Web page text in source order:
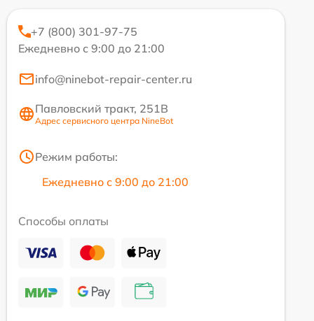
+7 (800) 301-97-75
Ежедневно с 9:00 до 21:00
info@ninebot-repair-center.ru
Павловский тракт, 251В
Адрес сервисного центра NineBot
Режим работы:
Ежедневно с 9:00 до 21:00
Способы оплаты